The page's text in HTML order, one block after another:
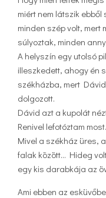
miért nem látszik
minden szép volt, mert
súlyoztak, minden
A helyszín egy utolsó
illeszkedett, ahogy én
székházba, mert
dolgozott.
Dávid azt a kupolát
Renivel lefotóztam
Mivel a székház üres,
falak között… Hideg
egy kis darabkája az
Ami ebben az